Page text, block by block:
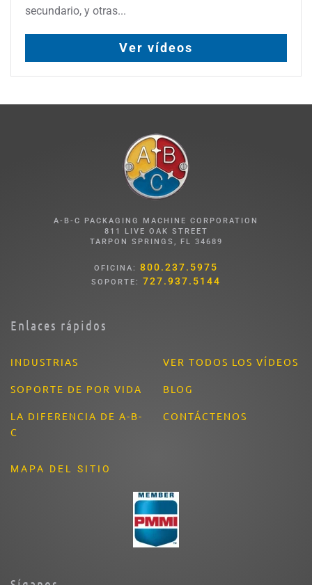
secundario, y otras...
Ver vídeos
A-B-C PACKAGING MACHINE CORPORATION
811 LIVE OAK STREET
TARPON SPRINGS, FL 34689
OFICINA: 800.237.5975
SOPORTE: 727.937.5144
Enlaces rápidos
INDUSTRIAS
SOPORTE DE POR VIDA
LA DIFERENCIA DE A-B-
C
VER TODOS LOS VÍDEOS
BLOG
CONTÁCTENOS
MAPA DEL SITIO